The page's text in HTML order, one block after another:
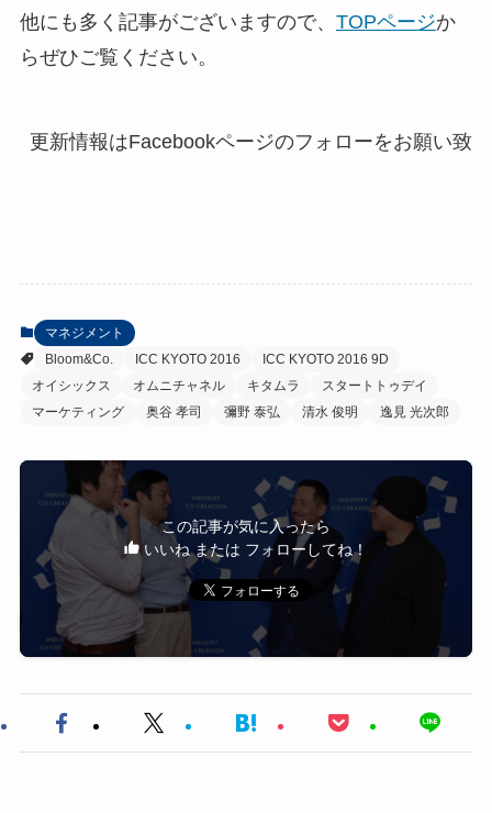
他にも多く記事がございますので、 TOPページか
らぜひご覧ください。
マネジメント
Bloom&Co.
ICC KYOTO 2016
ICC KYOTO 2016 9D
オイシックス
オムニチャネル キタムラ
スタートトゥデイ
マーケティング
奥谷 孝司 彌野 泰弘 清水 俊明 逸見 光次郎
この記事が気に入ったら
いいね または フォローしてね！